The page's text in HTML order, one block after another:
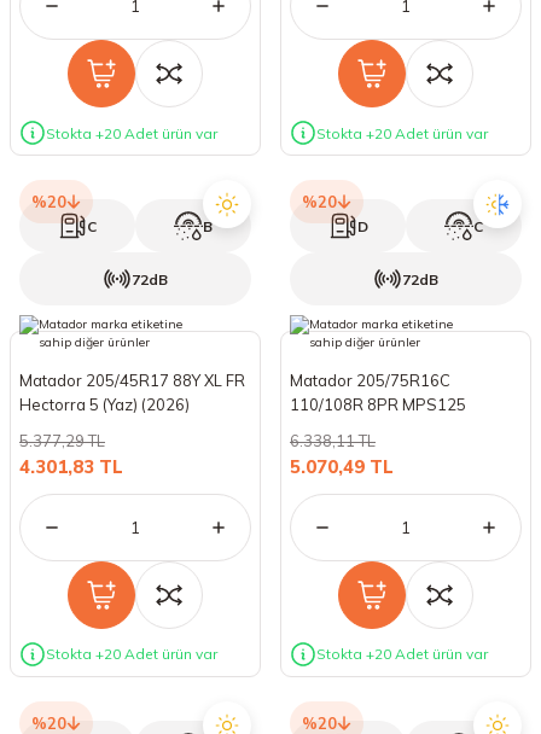
Stokta +20 Adet ürün var Stokta +20 Adet ürün var
%20
C B
72dB
Matador 205/45R17 88Y XL FR
Hectorra 5 (Yaz) (2026)
4.301,83 TL
5.377,29 TL
Stokta +20 Adet ürün var
%20
D C
72dB
Matador 205/75R16C
110/108R 8PR MPS125
5.070,49 TL
6.338,11 TL
Stokta +20 Adet ürün var
%20 %20